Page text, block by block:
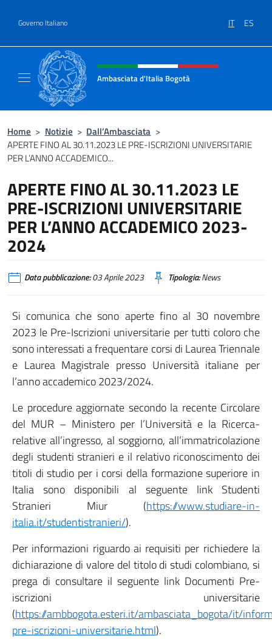
Governo Italiano IT ES
Intestazione sito, social e menù
Ambasciata d'Italia Bogotà
Home > Notizie > Dall’Ambasciata >
APERTE FINO AL 30.11.2023 LE PRE-ISCRIZIONI UNIVERSITARIE
PER L’ANNO ACCADEMICO...
APERTE FINO AL 30.11.2023 LE
PRE-ISCRIZIONI UNIVERSITARIE
PER L’ANNO ACCADEMICO 2023-
2024
Data pubblicazione:03 Aprile 2023 Tipologia:News
Si comunica che sono aperte fino al 30 novembre
2023 le Pre-Iscrizioni universitarie per tutti coloro che
sono interessati a frequentare corsi di Laurea Triennale
e Laurea Magistrale presso Università italiane per
l’anno accademico 2023/2024.
Le procedure aggiornate secondo la recente Circolare
del MUR – Ministero per l’Università e la Ricerca-
relative all’ingresso, al soggiorno, all’immatricolazione
degli studenti stranieri e il relativo riconoscimento dei
titoli di studio per i corsi della formazione superiore in
Italia sono disponibili al seguente link Studenti
Stranieri Miur (https://www.studiare-in-
italia.it/studentistranieri/).
Per informazioni riguardo ai requisiti per richiedere la
dichiarazione di valore del titolo di studi colombiano, si
prega di consultare il seguente link Documenti Pre-
iscrizioni universitarie
(https://ambbogota.esteri.it/ambasciata_bogota/it/
pre-iscrizioni-universitarie.html).